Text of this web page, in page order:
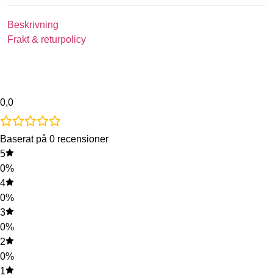
Beskrivning
Frakt & returpolicy
0,0
Baserat på 0 recensioner
5
0%
4
0%
3
0%
2
0%
1